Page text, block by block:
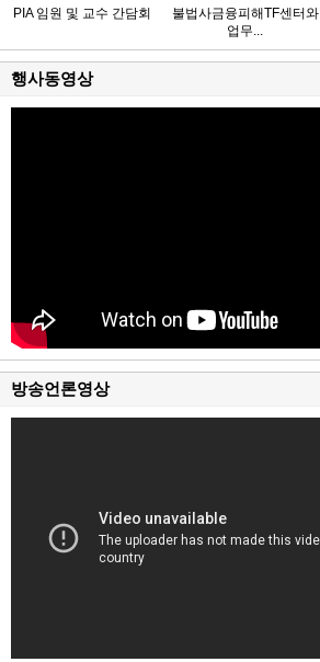
PIA 임원 및 교수 간담회
불법사금융피해TF센터와
업무...
행사동영상
방송언론영상